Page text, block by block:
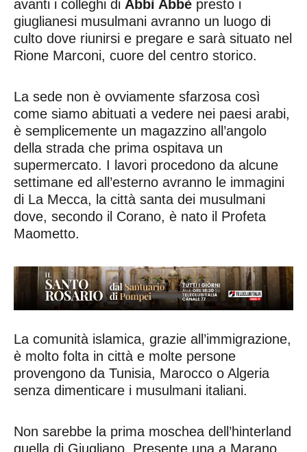
avanti i colleghi di Abbì Abbè presto i
giuglianesi musulmani avranno un luogo di
culto dove riunirsi e pregare e sarà situato nel
Rione Marconi, cuore del centro storico.
La sede non è ovviamente sfarzosa così
come siamo abituati a vedere nei paesi arabi,
è semplicemente un magazzino all’angolo
della strada che prima ospitava un
supermercato. I lavori procedono da alcune
settimane ed all’esterno avranno le immagini
di La Mecca, la città santa dei musulmani
dove, secondo il Corano, è nato il Profeta
Maometto.
La comunità islamica, grazie all’immigrazione,
è molto folta in città e molte persone
provengono da Tunisia, Marocco o Algeria
senza dimenticare i musulmani italiani.
Non sarebbe la prima moschea dell’hinterland
quella di Giugliano. Presente una a Marano,